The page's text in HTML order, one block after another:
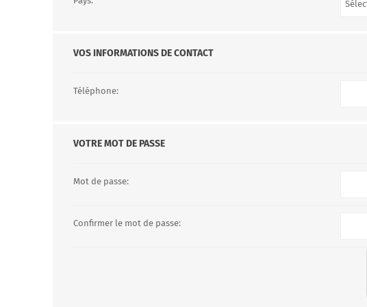
VOS INFORMATIONS DE CONTACT
Téléphone:
VOTRE MOT DE PASSE
Mot de passe:
Confirmer le mot de passe: